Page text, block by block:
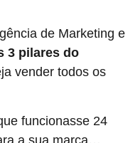
de Marketing e
3 pilares do
vender todos os
funcionasse 24
a sua marca…